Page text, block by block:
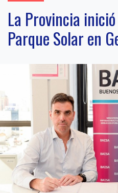
La Provincia
Parque Solar en